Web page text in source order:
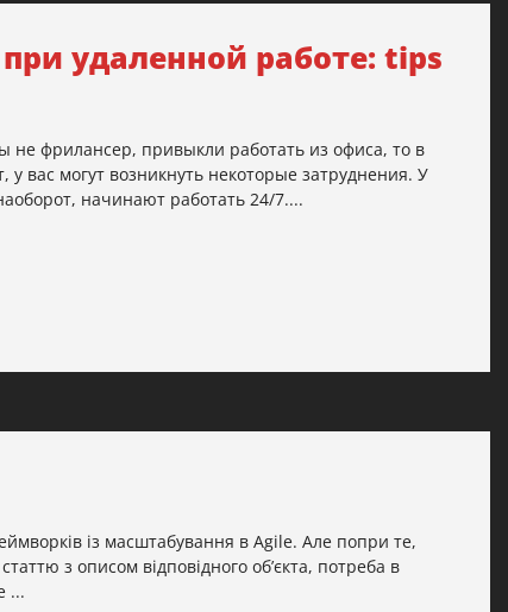
удаленной работе: tips
не фрилансер, привыкли работать из офиса, то в
вас могут возникнуть некоторые затруднения. У
начинают работать 24/7....
із масштабування в Agile. Але попри те,
з описом відповідного об’єкта, потреба в
...